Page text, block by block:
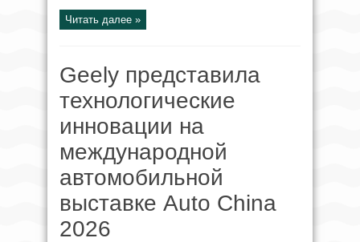
Читать далее »
Geely представила
технологические
инновации на
международной
автомобильной
выставке Auto China
2026